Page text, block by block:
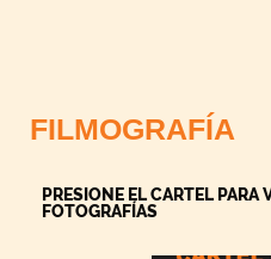
FILMOGRAFÍA
PRESIONE EL CARTEL PARA
FOTOGRAFÍAS